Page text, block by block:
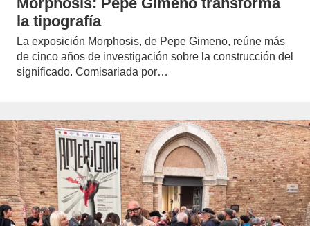
la tipografía
La exposición Morphosis, de Pepe Gimeno, reúne más
de cinco años de investigación sobre la construcción del
significado. Comisariada por…